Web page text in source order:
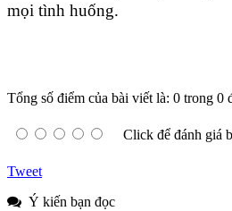
mọi tình huống.
Tổng số điểm của bài viết là: 0 trong 0
Click để đánh giá
Tweet
Ý kiến bạn đọc